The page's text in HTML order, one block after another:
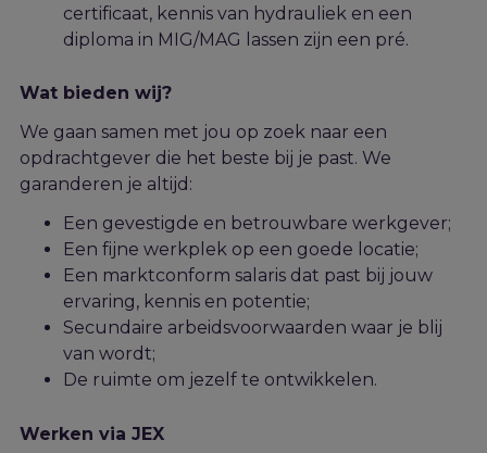
certificaat, kennis van hydrauliek en een
diploma in MIG/MAG lassen zijn een pré.
Wat bieden wij?
We gaan samen met jou op zoek naar een
opdrachtgever die het beste bij je past. We
garanderen je altijd:
Een gevestigde en betrouwbare werkgever;
Een fijne werkplek op een goede locatie;
Een marktconform salaris dat past bij jouw
ervaring, kennis en potentie;
Secundaire arbeidsvoorwaarden waar je blij
van wordt;
De ruimte om jezelf te ontwikkelen.
Werken via JEX